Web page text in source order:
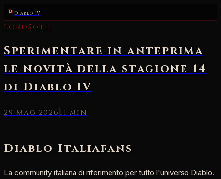
Diablo IV
29 mag 2026 11 min
Diablo Italiafans
La community italiana di riferimento per tutto l'universo Diablo.